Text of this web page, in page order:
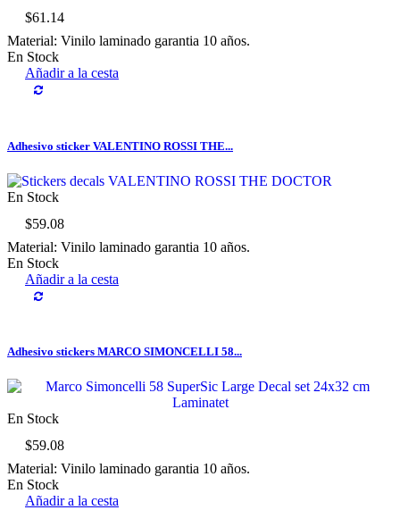
$61.14
Material: Vinilo laminado garantia 10 años.
En Stock
Añadir a la cesta
Adhesivo sticker VALENTINO ROSSI THE...
En Stock
$59.08
Material: Vinilo laminado garantia 10 años.
En Stock
Añadir a la cesta
Adhesivo stickers MARCO SIMONCELLI 58...
En Stock
$59.08
Material: Vinilo laminado garantia 10 años.
En Stock
Añadir a la cesta